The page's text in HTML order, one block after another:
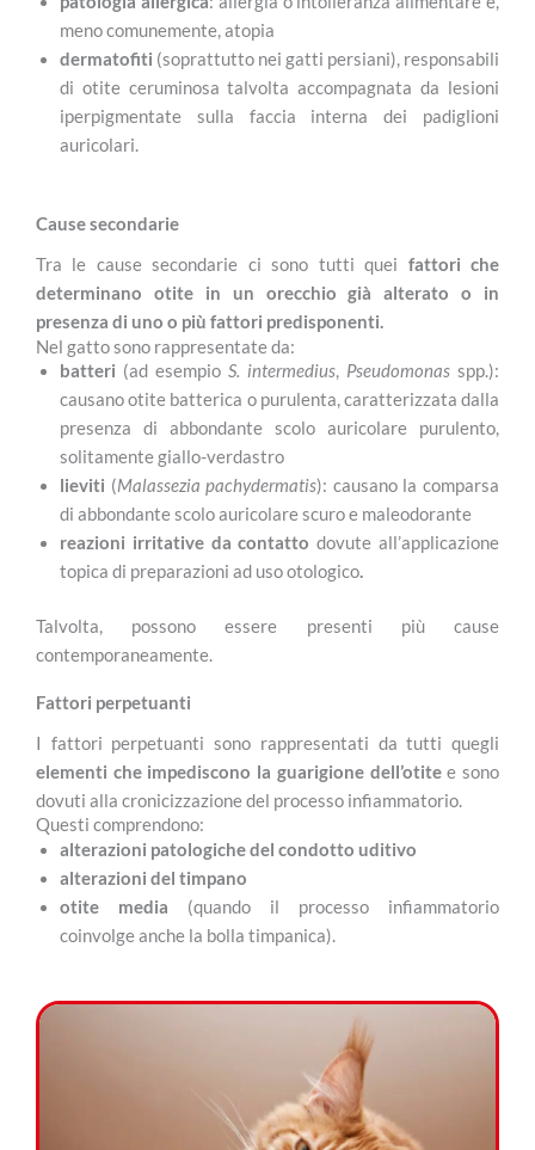
meno comunemente, atopia
dermatofiti (soprattutto nei gatti persiani), responsabili
di otite ceruminosa talvolta accompagnata da lesioni
iperpigmentate sulla faccia interna dei padiglioni
auricolari.
Cause secondarie
Tra le cause secondarie ci sono tutti quei fattori che
determinano otite in un orecchio già alterato o in
presenza di uno o più fattori predisponenti.
Nel gatto sono rappresentate da:
batteri (ad esempio S. intermedius, Pseudomonas spp.):
causano otite batterica o purulenta, caratterizzata dalla
presenza di abbondante scolo auricolare purulento,
solitamente giallo-verdastro
lieviti (Malassezia pachydermatis): causano la comparsa
di abbondante scolo auricolare scuro e maleodorante
reazioni irritative da contattodovute all’applicazione
topica di preparazioni ad uso otologico.
Talvolta, possono essere presenti più cause
contemporaneamente.
Fattori perpetuanti
I fattori perpetuanti sono rappresentati da tutti quegli
elementi che impediscono la guarigione dell’otitee sono
dovuti alla cronicizzazione del processo infiammatorio.
Questi comprendono:
alterazioni patologiche del condotto uditivo
alterazioni del timpano
otite media (quando il processo infiammatorio
coinvolge anche la bolla timpanica).